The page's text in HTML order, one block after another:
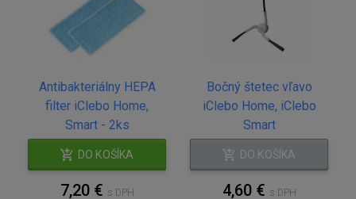
Antibakteriálny HEPA
filter iClebo Home,
Smart - 2ks
DO KOŠÍKA
7,20 € s DPH
Bočný štetec vľavo
iClebo Home, iClebo
Smart
DO KOŠÍKA
4,60 € s DPH